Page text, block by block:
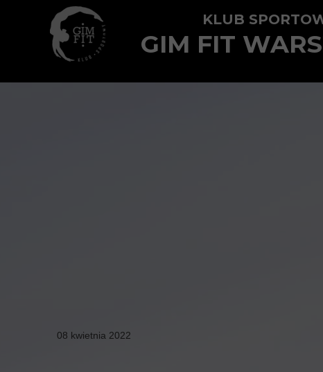
KLUB
GIM FIT
08 kwietnia 2022